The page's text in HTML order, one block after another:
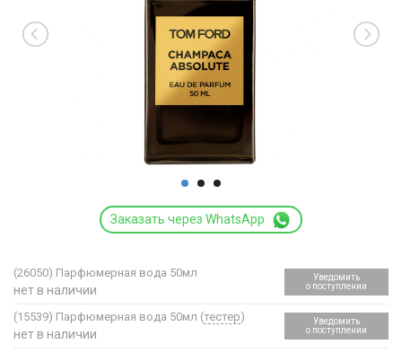
Заказать через WhatsApp
(26050) Парфюмерная вода 50мл
нет в наличии
Уведомить
о поступлении
(15539) Парфюмерная вода 50мл (тестер)
нет в наличии
Уведомить
о поступлении